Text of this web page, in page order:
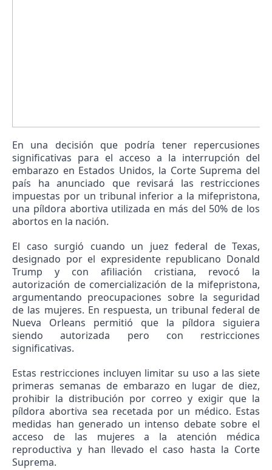
En una decisión que podría tener repercusiones
significativas para el acceso a la interrupción del
embarazo en Estados Unidos, la Corte Suprema del
país ha anunciado que revisará las restricciones
impuestas por un tribunal inferior a la mifepristona,
una píldora abortiva utilizada en más del 50% de los
abortos en la nación.
El caso surgió cuando un juez federal de Texas,
designado por el expresidente republicano Donald
Trump y con afiliación cristiana, revocó la
autorización de comercialización de la mifepristona,
argumentando preocupaciones sobre la seguridad
de las mujeres. En respuesta, un tribunal federal de
Nueva Orleans permitió que la píldora siguiera
siendo autorizada pero con restricciones
significativas.
Estas restricciones incluyen limitar su uso a las siete
primeras semanas de embarazo en lugar de diez,
prohibir la distribución por correo y exigir que la
píldora abortiva sea recetada por un médico. Estas
medidas han generado un intenso debate sobre el
acceso de las mujeres a la atención médica
reproductiva y han llevado el caso hasta la Corte
Suprema.